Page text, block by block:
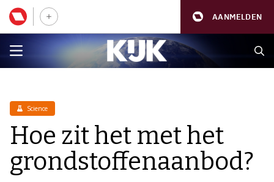
AANMELDEN
Science
Hoe zit het met het
grondstoffenaanbod?